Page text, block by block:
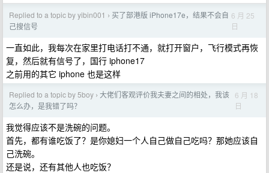
Replied to a topic by yibin001 › 买了部港版 iPhone17e，结果不会自
己搜信号
6 月 25
日
一直如此，我每次在家里打电话打不通，就打开窗户，飞行模式再恢
复，然后就有信号了，国行 iphone17
之前用的其它 iphone 也是这样
Replied to a topic by 5boy › 大佬们客观评价我夫妻之间的相处，我该
怎么办，是我错了吗？
6 月 18
日
我觉得应该不是洗碗的问题。
首先，都有谁吃饭了？是你媳妇一个人自己做自己吃吗？那她应该自
己洗碗。
还是说，还有其他人也吃饭？